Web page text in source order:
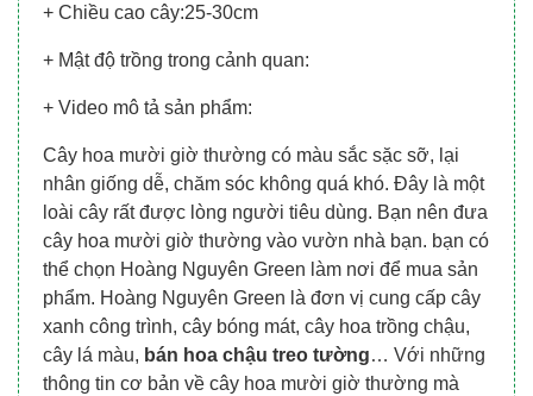
+ Chiều cao cây:25-30cm
+ Mật độ trồng trong cảnh quan:
+ Video mô tả sản phẩm:
Cây hoa mười giờ thường có màu sắc sặc sỡ, lại
nhân giống dễ, chăm sóc không quá khó. Đây là một
loài cây rất được lòng người tiêu dùng. Bạn nên đưa
cây hoa mười giờ thường vào vườn nhà bạn. bạn có
thể chọn Hoàng Nguyên Green làm nơi để mua sản
phẩm. Hoàng Nguyên Green là đơn vị cung cấp cây
xanh công trình, cây bóng mát, cây hoa trồng chậu,
cây lá màu, bán hoa chậu treo tường… Với những
thông tin cơ bản về cây hoa mười giờ thường mà